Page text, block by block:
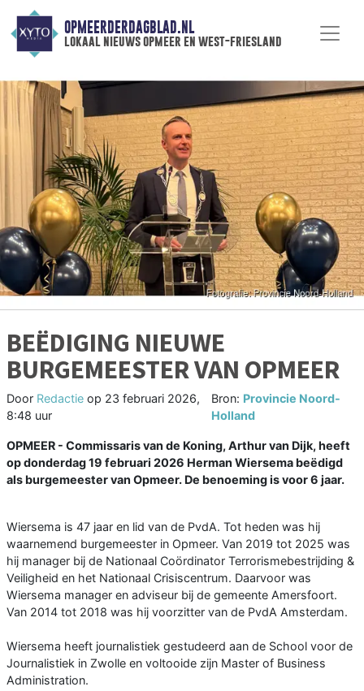
OPMEERDERDAGBLAD.NL
lokaal nieuws opmeer en west-friesland
BEËDIGING NIEUWE
BURGEMEESTER VAN OPMEER
Door Redactie op 23 februari 2026,
8:48 uur
Bron: Provincie Noord-
Holland
OPMEER - Commissaris van de Koning, Arthur van Dijk, heeft
op donderdag 19 februari 2026 Herman Wiersema beëdigd
als burgemeester van Opmeer. De benoeming is voor 6 jaar.
Wiersema is 47 jaar en lid van de PvdA. Tot heden was hij
waarnemend burgemeester in Opmeer. Van 2019 tot 2025 was
hij manager bij de Nationaal Coördinator Terrorismebestrijding &
Veiligheid en het Nationaal Crisiscentrum. Daarvoor was
Wiersema manager en adviseur bij de gemeente Amersfoort.
Van 2014 tot 2018 was hij voorzitter van de PvdA Amsterdam.
Wiersema heeft journalistiek gestudeerd aan de School voor de
Journalistiek in Zwolle en voltooide zijn Master of Business
Administration.